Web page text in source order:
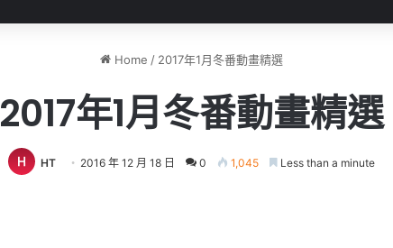
Home / 2017年1月冬番動畫精選
2017年1月冬番動畫精選
HT 2016 年 12 月 18 日 0 1,045 Less than a minute